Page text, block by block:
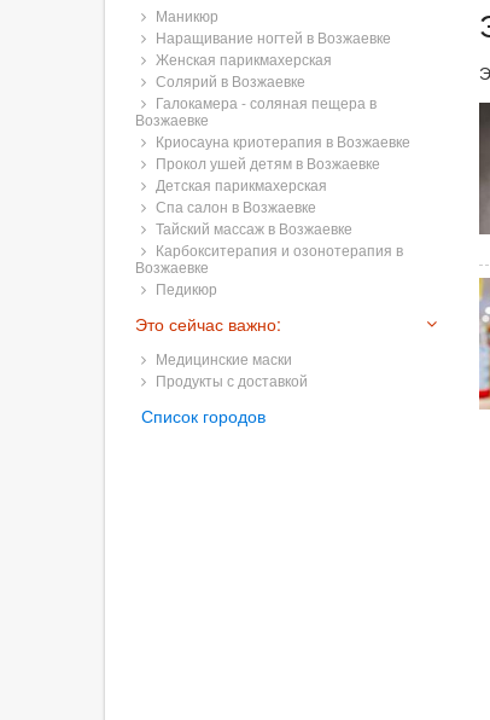
Маникюр
Наращивание ногтей в Возжаевке
Женская парикмахерская
Солярий в Возжаевке
Галокамера - соляная пещера в
Возжаевке
Криосауна криотерапия в Возжаевке
Прокол ушей детям в Возжаевке
Детская парикмахерская
Спа салон в Возжаевке
Тайский массаж в Возжаевке
Карбокситерапия и озонотерапия в
Возжаевке
Педикюр
Это сейчас важно:
Медицинские маски
Продукты с доставкой
Список городов